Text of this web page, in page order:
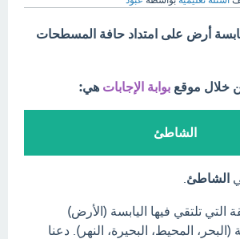
أرض على امتداد حافة المسطحات
خلال موقع بوابة الإجابات هي:
الشاطئ
الشاطئ
تلتقي فيها اليابسة (الأرض)
المحيط، البحيرة، النهر). دعنا